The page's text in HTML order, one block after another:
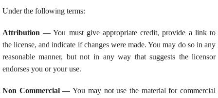
Under the following terms:
Attribution — You must give appropriate credit, provide a link to
the license, and indicate if changes were made. You may do so in any
reasonable manner, but not in any way that suggests the licensor
endorses you or your use.
Non Commercial— You may not use the material for commercial